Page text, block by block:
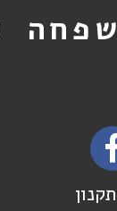
תקנון